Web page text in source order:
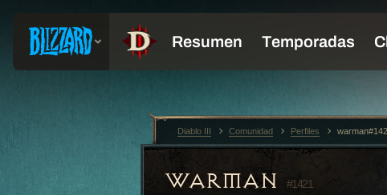
WARMAN #1421
Diablo III Comunidad Perfiles